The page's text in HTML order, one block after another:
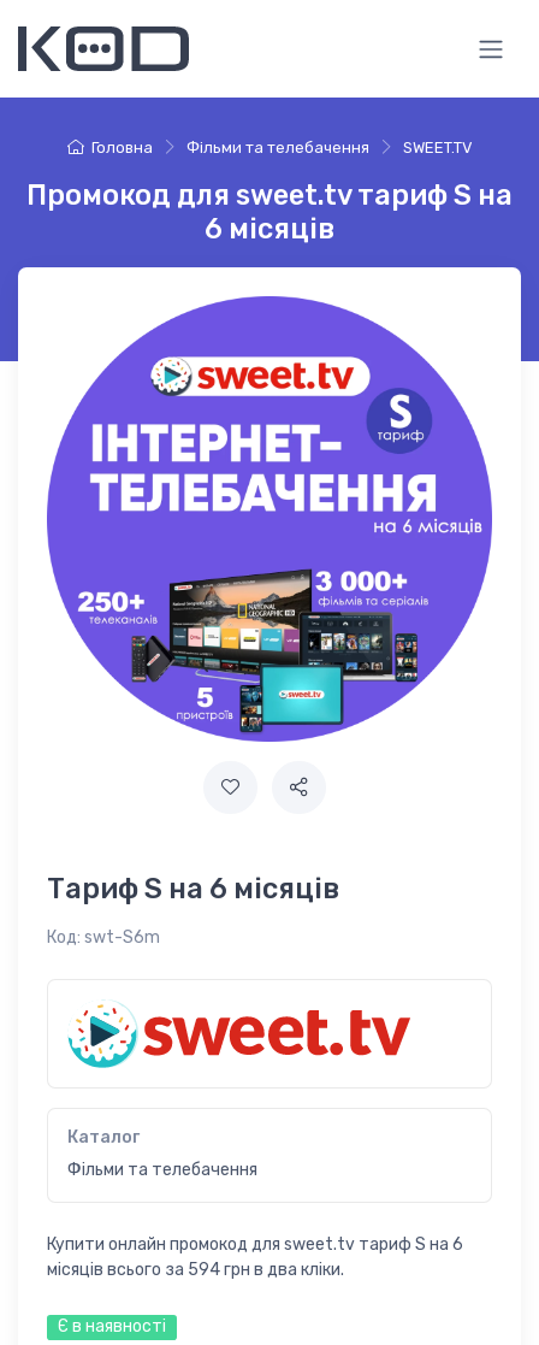
Головна Фільми та телебачення SWEET.TV
Промокод для sweet.tv тариф S на
6 місяців
Тариф S на 6 місяців
Код: swt-S6m
Каталог
Фільми та телебачення
Купити онлайн промокод для sweet.tv тариф S на 6
місяців всього за 594 грн в два кліки.
Є в наявності